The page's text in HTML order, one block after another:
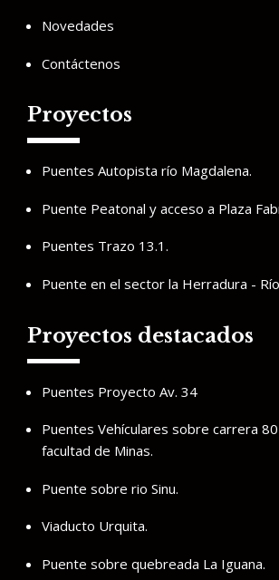
Novedades
Contáctenos
Proyectos
Puentes Autopista río Magdalena.
Puente Peatonal y acceso a Plaza
Puentes Trazo 13.1.
Puente en el sector la Herradura -
Proyectos destacados
Puentes Proyecto Av. 34
Puentes Vehículares sobre carrera
facultad de Minas.
Puente sobre rio Sinu.
Viaducto Urquita.
Puente sobre quebreada La Iguana.